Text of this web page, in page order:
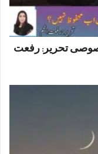
تحریر: رفعت